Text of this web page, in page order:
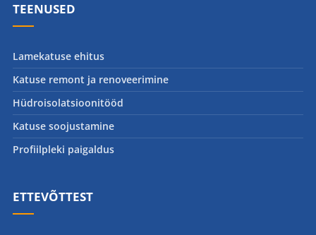
TEENUSED
Lamekatuse ehitus
Katuse remont ja renoveerimine
Hüdroisolatsioonitööd
Katuse soojustamine
Profiilpleki paigaldus
ETTEVÕTTEST